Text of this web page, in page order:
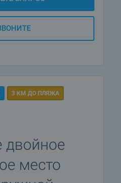
3 КМ ДО ПЛЯЖА
двойное
место